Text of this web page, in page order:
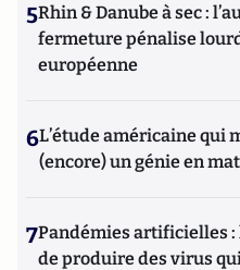
5Rhin & Danube à sec :
fermeture pénalise
européenne
6L’étude américaine qui
(encore) un génie en
7Pandémies artificielles :
de produire des virus